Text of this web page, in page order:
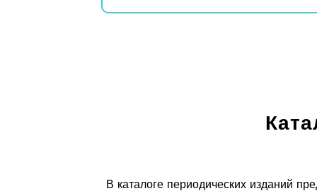
В каталоге периодических изданий